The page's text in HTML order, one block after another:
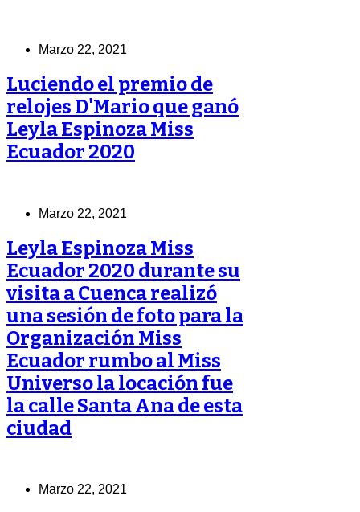
Marzo 22, 2021
Luciendo el premio de
relojes D'Mario que ganó
Leyla Espinoza Miss
Ecuador 2020
Marzo 22, 2021
Leyla Espinoza Miss
Ecuador 2020 durante su
visita a Cuenca realizó
una sesión de foto para la
Organización Miss
Ecuador rumbo al Miss
Universo la locación fue
la calle Santa Ana de esta
ciudad
Marzo 22, 2021